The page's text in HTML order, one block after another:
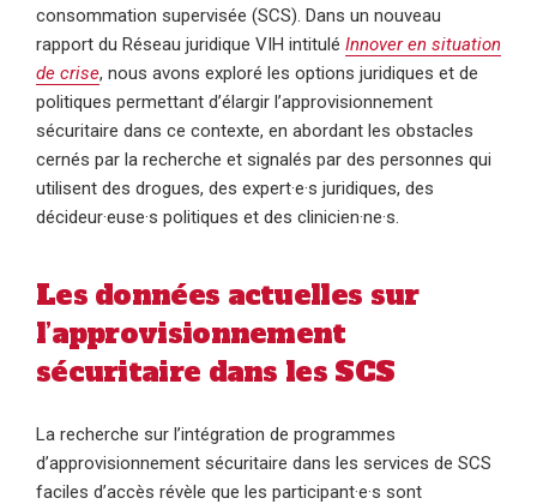
consommation supervisée (SCS). Dans un nouveau
rapport du Réseau juridique VIH intitulé Innover en situation
de crise, nous avons exploré les options juridiques et de
politiques permettant d’élargir l’approvisionnement
sécuritaire dans ce contexte, en abordant les obstacles
cernés par la recherche et signalés par des personnes qui
utilisent des drogues, des expert·e·s juridiques, des
décideur·euse·s politiques et des clinicien·ne·s.
Les données actuelles sur
l’approvisionnement
sécuritaire dans les SCS
La recherche sur l’intégration de programmes
d’approvisionnement sécuritaire dans les services de SCS
faciles d’accès révèle que les participant·e·s sont